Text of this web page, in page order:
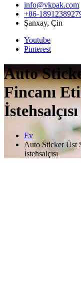
info@vkpak.com
+86-
Şanxay, Çin
Youtube
Pinterest
Auto
Fincanı
İstehsalçısı
Ev
Auto Sticker Üst
İstehsalçısı